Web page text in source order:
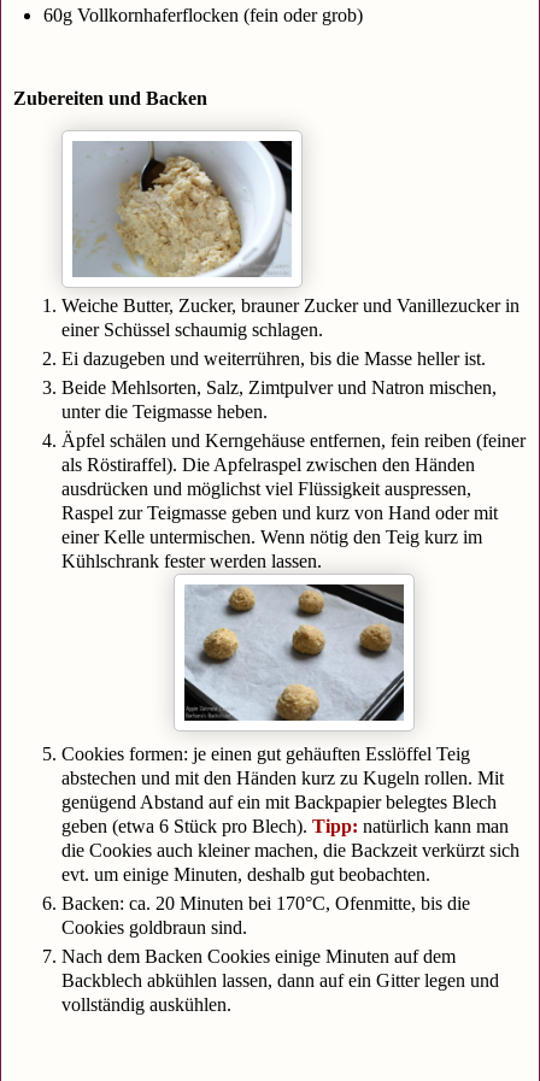
60g Vollkornhaferflocken (fein oder grob)
Zubereiten und Backen
Weiche Butter, Zucker, brauner Zucker und Vanillezucker in
einer Schüssel schaumig schlagen.
Ei dazugeben und weiterrühren, bis die Masse heller ist.
Beide Mehlsorten, Salz, Zimtpulver und Natron mischen,
unter die Teigmasse heben.
Äpfel schälen und Kerngehäuse entfernen, fein reiben (feiner
als Röstiraffel). Die Apfelraspel zwischen den Händen
ausdrücken und möglichst viel Flüssigkeit auspressen,
Raspel zur Teigmasse geben und kurz von Hand oder mit
einer Kelle untermischen. Wenn nötig den Teig kurz im
Kühlschrank fester werden lassen.
Cookies formen: je einen gut gehäuften Esslöffel Teig
abstechen und mit den Händen kurz zu Kugeln rollen. Mit
genügend Abstand auf ein mit Backpapier belegtes Blech
geben (etwa 6 Stück pro Blech). Tipp: natürlich kann man
die Cookies auch kleiner machen, die Backzeit verkürzt sich
evt. um einige Minuten, deshalb gut beobachten.
Backen: ca. 20 Minuten bei 170°C, Ofenmitte, bis die
Cookies goldbraun sind.
Nach dem Backen Cookies einige Minuten auf dem
Backblech abkühlen lassen, dann auf ein Gitter legen und
vollständig auskühlen.